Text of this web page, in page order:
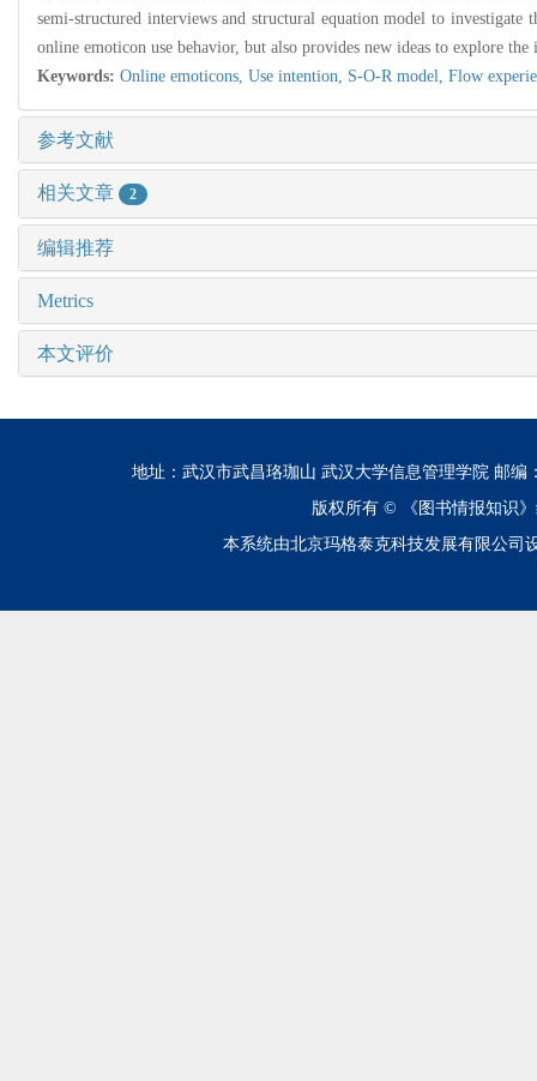
semi-structured interviews and structural equation model to
online emoticon use behavior, but also provides new ideas to explore the
Keywords: Online emoticons, Use intention, S-O-R model, Flow
参考文献
相关文章 2
编辑推荐
Metrics
本文评价
地址：武汉市武昌珞珈山 武汉大学信息管理学院 邮编
版权所有 ©
《图书情报知识
本系统由北京玛格泰克科技发展有限公司